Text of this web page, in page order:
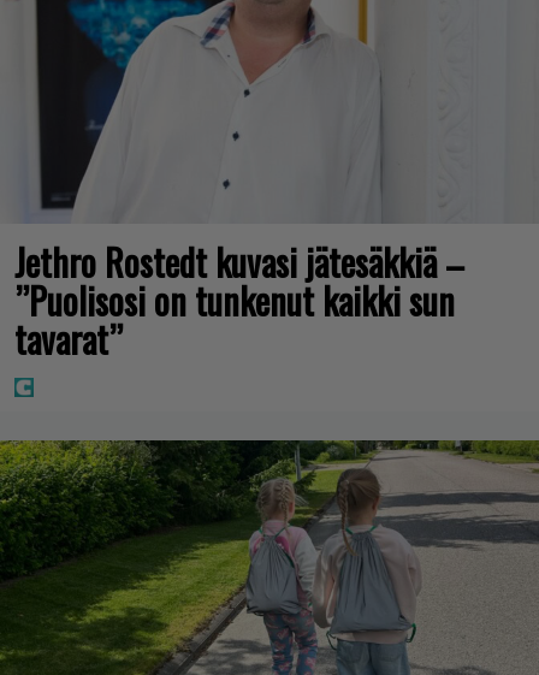
Jethro Rostedt kuvasi jätesäkkiä –
”Puolisosi on tunkenut kaikki sun
tavarat”